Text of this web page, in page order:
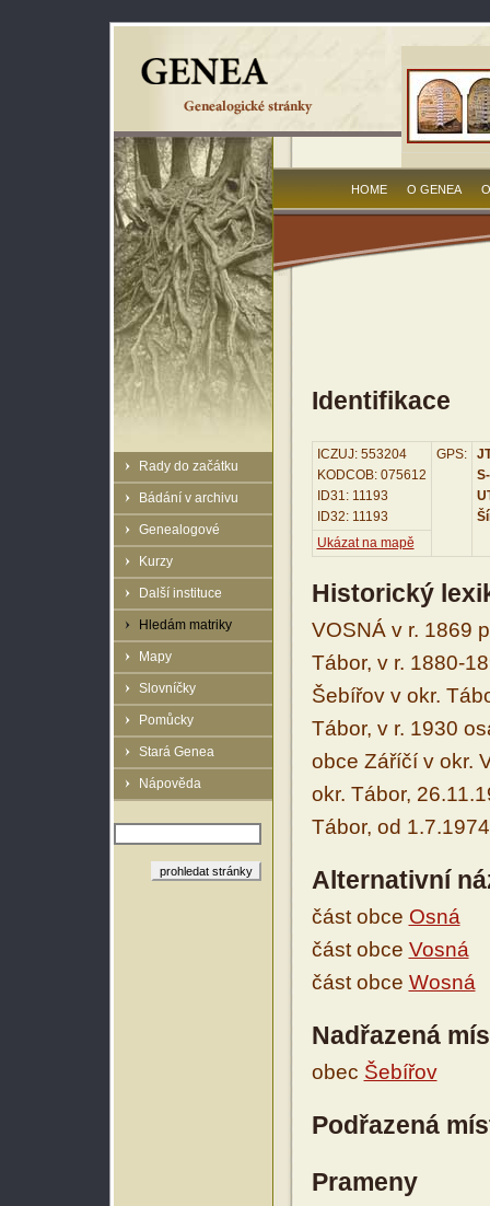
Rady do začátku
Bádání v archivu
Genealogové
Kurzy
Další instituce
Hledám matriky
Mapy
Slovníčky
Pomůcky
Stará Genea
Nápověda
HOME O GENEA
Identifikace
ICZUJ: 553204
KODCOB: 075612
ID31: 11193
ID32: 11193
GPS:
Ukázat na mapě
Historický
VOSNÁ v r. 1869
Tábor, v r. 1880-
Šebířov v okr.
Tábor, v r. 1930
obce Záříčí v okr.
okr. Tábor,
Tábor, od
Alternativní
část obce Osná
část obce Vosná
část obce Wosná
Nadřazená
obec Šebířov
Podřazená
Prameny